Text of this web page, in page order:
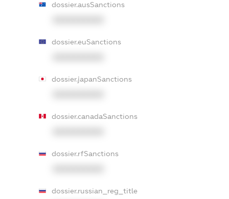
dossier.ausSanctions
dossier.euSanctions
dossier.japanSanctions
dossier.canadaSanctions
dossier.rfSanctions
dossier.russian_reg_title